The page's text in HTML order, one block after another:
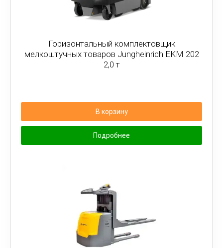
Горизонтальный комплектовщик
мелкоштучных товаров Jungheinrich EKM 202
2,0 т
В корзину
Подробнее